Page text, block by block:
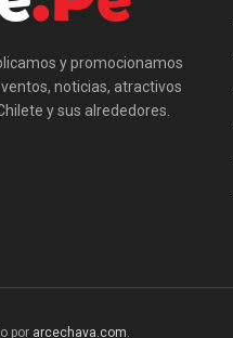
y promocionamos
noticias, atractivos
y sus alrededores.
por arcechava.com